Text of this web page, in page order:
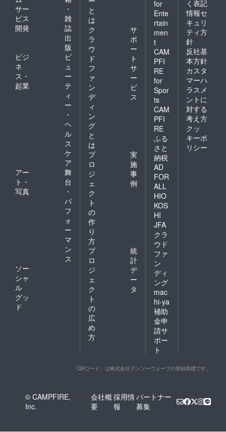
アー実
施時
期】当
クラウ
ドファ
ンディ
ング終
了後に
調整致
しま
す。 ※
ご支援
金額に
は送料
を含み
ます。
サー
ビス
開発
・
雑
誌
出
版
ビジ
ネ
ス・
起業
ビ
ュ
ー
テ
ィ
ー
・
ヘ
ル
ス
ケ
ア
アー
ト・
写真
舞
台
・
パ
フ
ォ
ー
マ
ン
ス
ソー
シャ
ル
グッ
ド
と
は
ク
ラ
ウ
ド
フ
ァ
ン
デ
ィ
ン
グ
と
は
サ
ポ
ー
ト
サ
ー
ビ
ス
プ
ロ
ジ
ェ
ク
ト
の
作
り
方
実
施
事
例
プ
ロ
ジ
ェ
ク
ト
の
広
め
方
統
計
デ
ー
タ
for
Ente
rtain
men
t
CAM
PFI
RE
for
Spor
ts
CAM
PFI
RE
ふる
さと
納税
AD
FOR
ALL
HIO
KOS
HI
JFA
クラ
ウド
ファ
ン
ディ
ング
mac
hi-ya
補助
金申
請サ
ポー
ト
く表記
情報セ
キュリ
ティ方
針
反社基
本方針
カスタ
マーハ
ラスメ
ントに
対する
考え方
クッ
キーポ
リシー
「QRコード」は株式会社デンソーウェーブの登録商標です。
© CAMPFIRE,
Inc.
会社概
要
採用情
報
パートナー
募集